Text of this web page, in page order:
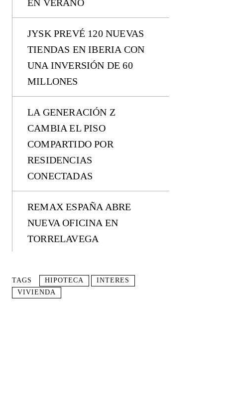
EN VERANO
JYSK PREVÉ 120 NUEVAS
TIENDAS EN IBERIA CON
UNA INVERSIÓN DE 60
MILLONES
LA GENERACIÓN Z
CAMBIA EL PISO
COMPARTIDO POR
RESIDENCIAS
CONECTADAS
REMAX ESPAÑA ABRE
NUEVA OFICINA EN
TORRELAVEGA
TAGS HIPOTECA
INTERES
VIVIENDA